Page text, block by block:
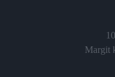
Margit